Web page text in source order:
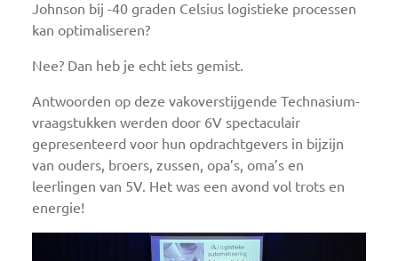
Johnson bij -40 graden Celsius logistieke processen
kan optimaliseren?
Nee? Dan heb je echt iets gemist.
Antwoorden op deze vakoverstijgende Technasium-
vraagstukken werden door 6V spectaculair
gepresenteerd voor hun opdrachtgevers in bijzijn
van ouders, broers, zussen, opa’s, oma’s en
leerlingen van 5V. Het was een avond vol trots en
energie!